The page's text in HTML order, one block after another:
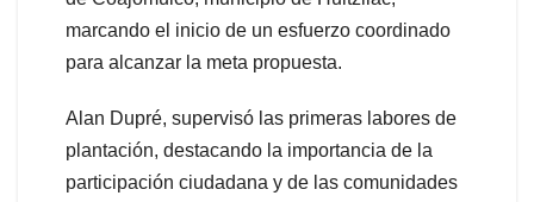
marcando el inicio de un esfuerzo coordinado
para alcanzar la meta propuesta.
Alan Dupré, supervisó las primeras labores de
plantación, destacando la importancia de la
participación ciudadana y de las comunidades